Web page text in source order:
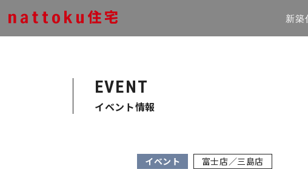
新築
EVENT
イベント情報
イベント 富士店／三島店